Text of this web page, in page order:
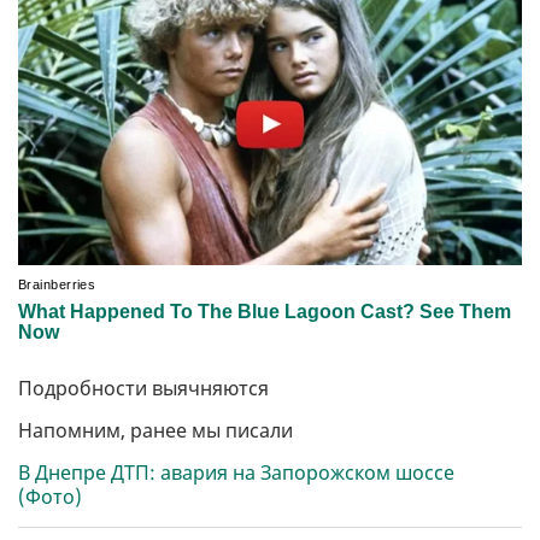
Подробности выячняются
Напомним, ранее мы писали
В Днепре ДТП: авария на Запорожском шоссе
(Фото)